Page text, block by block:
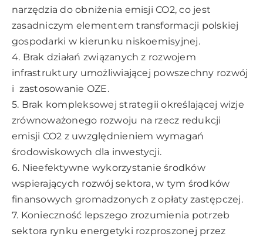
narzędzia do obniżenia emisji CO2, co jest
zasadniczym elementem transformacji polskiej
gospodarki w kierunku niskoemisyjnej.
4. Brak działań związanych z rozwojem
infrastruktury umożliwiającej powszechny rozwój
i zastosowanie OZE.
5. Brak kompleksowej strategii określającej wizje
zrównoważonego rozwoju na rzecz redukcji
emisji CO2 z uwzględnieniem wymagań
środowiskowych dla inwestycji.
6. Nieefektywne wykorzystanie środków
wspierających rozwój sektora, w tym środków
finansowych gromadzonych z opłaty zastępczej.
7. Konieczność lepszego zrozumienia potrzeb
sektora rynku energetyki rozproszonej przez